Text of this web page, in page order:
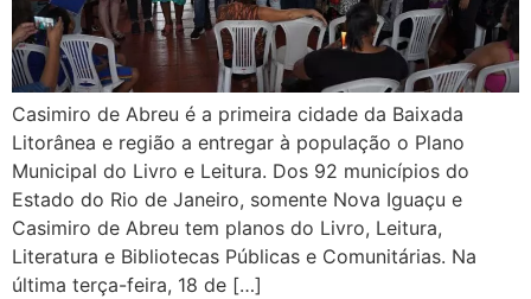
Casimiro de Abreu é a primeira cidade da Baixada
Litorânea e região a entregar à população o Plano
Municipal do Livro e Leitura. Dos 92 municípios do
Estado do Rio de Janeiro, somente Nova Iguaçu e
Casimiro de Abreu tem planos do Livro, Leitura,
Literatura e Bibliotecas Públicas e Comunitárias. Na
última terça-feira, 18 de […]